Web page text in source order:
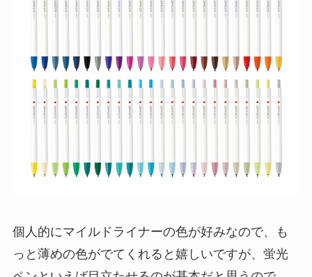
個人的にマイルドライナーの色が好みなので、も
っと薄めの色がでてくれると嬉しいですが、蛍光